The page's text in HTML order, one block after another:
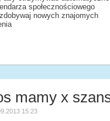
społecznościowego
nowych znajomych
mamy x
15:23